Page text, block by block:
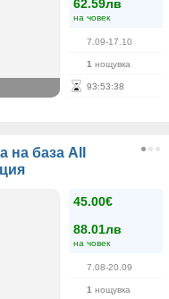
62.59лв
на човек
7.09-17.10
1 нощувка
93:53:38
база All
45.00€
88.01лв
на човек
7.08-20.09
1 нощувка